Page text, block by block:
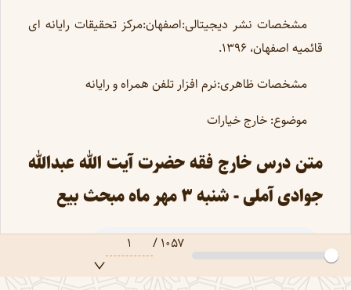
مشخصات نشر دیجیتالی:اصفهان:مرکز تحقیقات رایانه ای
قائمیه اصفهان، 1396.
مشخصات ظاهری:نرم افزار تلفن همراه و رایانه
موضوع: خارج خیارات
متن درس خارج فقه حضرت آیت الله عبدالله
جوادی آملی - شنبه 3 مهر ماه مبحث بیع
۱۰۵۷ / ۱